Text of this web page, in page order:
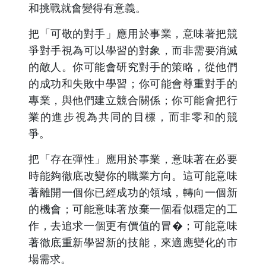
和挑戰就會變得有意義。
把「可敬的對手」應用於事業，意味著把競
爭對手視為可以學習的對象，而非需要消滅
的敵人。你可能會研究對手的策略，從他們
的成功和失敗中學習；你可能會尊重對手的
專業，與他們建立競合關係；你可能會把行
業的進步視為共同的目標，而非零和的競
爭。
把「存在彈性」應用於事業，意味著在必要
時能夠徹底改變你的職業方向。這可能意味
著離開一個你已經成功的領域，轉向一個新
的機會；可能意味著放棄一個看似穩定的工
作，去追求一個更有價值的冒�；可能意味
著徹底重新學習新的技能，來適應變化的市
場需求。